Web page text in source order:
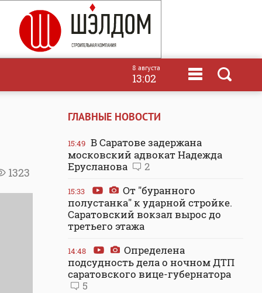
8 августа
13:02
1323
ГЛАВНЫЕ НОВОСТИ
15:49 В Саратове задержана
московский адвокат Надежда
Ерусланова
2
15:33
От "буранного
полустанка" к ударной стройке.
Саратовский вокзал вырос до
третьего этажа
14:48
Определена
подсудность дела о ночном ДТП
саратовского вице-губернатора
5